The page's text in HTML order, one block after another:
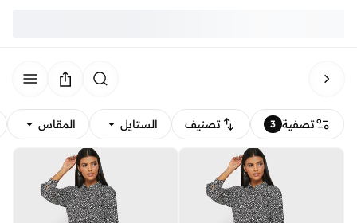
تصفية 3 تصنيف الستايل المقاس